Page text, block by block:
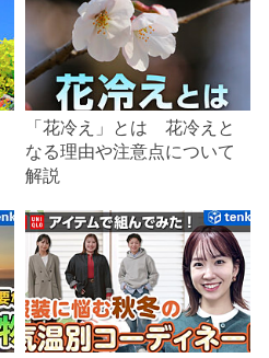
「花冷え」とは 花冷えと
なる理由や注意点について
解説